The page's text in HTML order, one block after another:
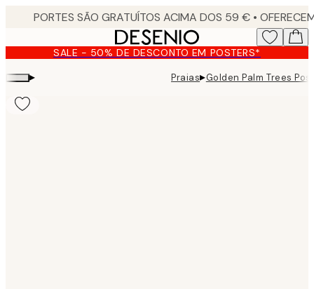
content. SALE - 50% DE DESCONTO EM POSTERS*
▸ Praias▸Golden Palm Trees